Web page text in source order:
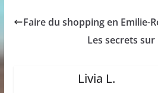
Faire du shopping en Emilie-
Les secrets
Livia L.